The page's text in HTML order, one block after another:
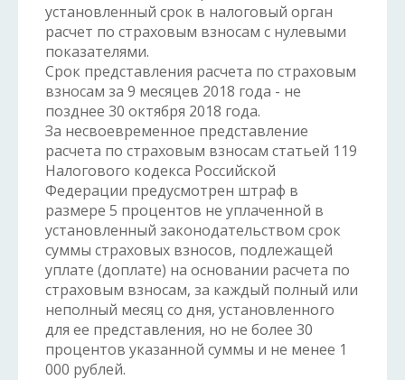
установленный срок в налоговый орган
расчет по страховым взносам с нулевыми
показателями.
Срок представления расчета по страховым
взносам за 9 месяцев 2018 года - не
позднее 30 октября 2018 года.
За несвоевременное представление
расчета по страховым взносам статьей 119
Налогового кодекса Российской
Федерации предусмотрен штраф в
размере 5 процентов не уплаченной в
установленный законодательством срок
суммы страховых взносов, подлежащей
уплате (доплате) на основании расчета по
страховым взносам, за каждый полный или
неполный месяц со дня, установленного
для ее представления, но не более 30
процентов указанной суммы и не менее 1
000 рублей.